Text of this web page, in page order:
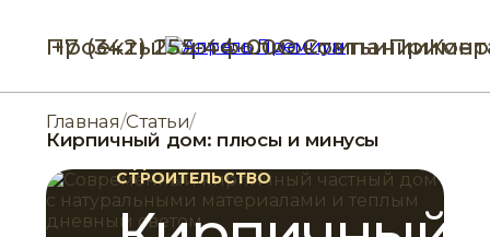
ПроектыПортфолиоСтатьиПример
+7 (342) 255-44-00О компании
Главная/Статьи/
Кирпичный дом: плюсы и минусы
СТРОИТЕЛЬСТВО